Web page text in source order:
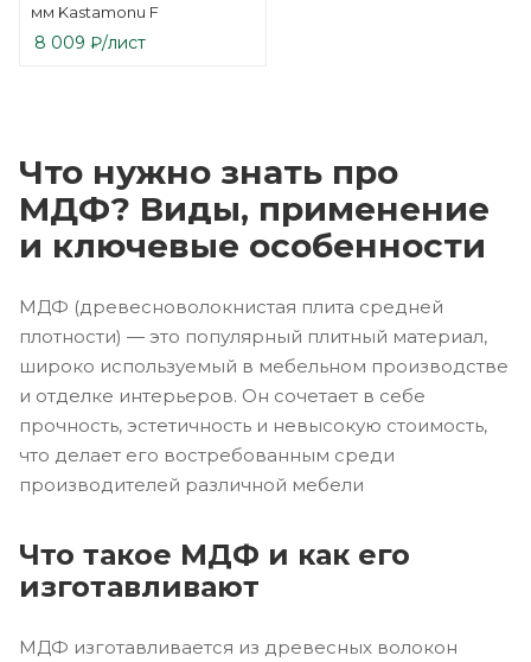
мм Kastamonu F
8 009 ₽/лист
Что нужно знать про
МДФ? Виды, применение
и ключевые особенности
МДФ (древесноволокнистая плита средней
плотности) — это популярный плитный материал,
широко используемый в мебельном производстве
и отделке интерьеров. Он сочетает в себе
прочность, эстетичность и невысокую стоимость,
что делает его востребованным среди
производителей различной мебели
Что такое МДФ и как его
изготавливают
МДФ изготавливается из древесных волокон